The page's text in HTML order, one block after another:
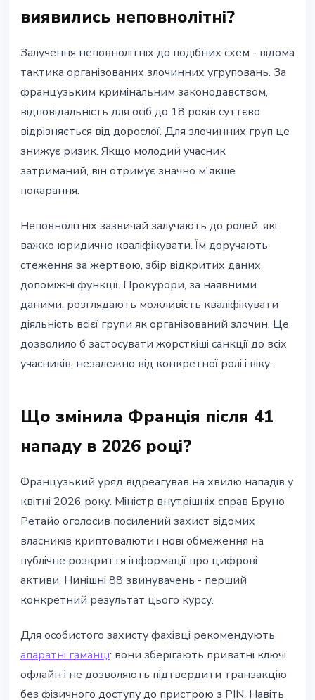
виявились неповнолітні?
Залучення неповнолітніх до подібних схем - відома
тактика організованих злочинних угруповань. За
французьким кримінальним законодавством,
відповідальність для осіб до 18 років суттєво
відрізняється від дорослої. Для злочинних груп це
знижує ризик. Якщо молодий учасник
затриманий, він отримує значно м'якше
покарання.
Неповнолітніх зазвичай залучають до ролей, які
важко юридично кваліфікувати. Їм доручають
стеження за жертвою, збір відкритих даних,
допоміжні функції. Прокурори, за наявними
даними, розглядають можливість кваліфікувати
діяльність всієї групи як організований злочин. Це
дозволило б застосувати жорсткіші санкції до всіх
учасників, незалежно від конкретної ролі і віку.
Що змінила Франція після 41
нападу в 2026 році?
Французький уряд відреагував на хвилю нападів у
квітні 2026 року. Міністр внутрішніх справ Бруно
Ретайо оголосив посилений захист відомих
власників криптовалюти і нові обмеження на
публічне розкриття інформації про цифрові
активи. Нинішні 88 звинувачень - перший
конкретний результат цього курсу.
Для особистого захисту фахівці рекомендують
апаратні гаманці: вони зберігають приватні ключі
офлайн і не дозволяють підтвердити транзакцію
без фізичного доступу до пристрою з PIN. Навіть